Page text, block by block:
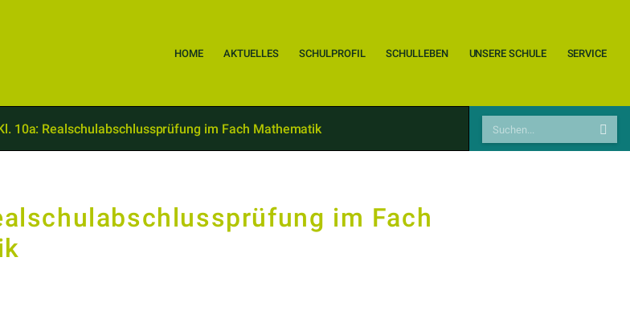
HOME AKTUELLES SCHULPROFIL SCHULLEBEN UNSERE SCHULE SERVICE
10a: Realschulabschlussprüfung im Fach Mathematik
im Fach